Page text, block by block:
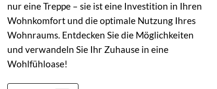
nur eine Treppe – sie ist eine Investition in Ihren
Wohnkomfort und die optimale Nutzung Ihres
Wohnraums. Entdecken Sie die Möglichkeiten
und verwandeln Sie Ihr Zuhause in eine
Wohlfühloase!